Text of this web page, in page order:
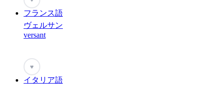
フランス語
ヴェルサン
versant
♥
イタリア語